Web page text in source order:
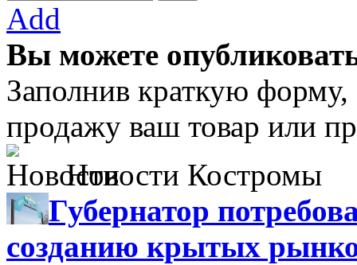
Add
Вы можете
Заполнив краткую
продажу ваш товар или
Новости Костромы
Губернатор
созданию крытых